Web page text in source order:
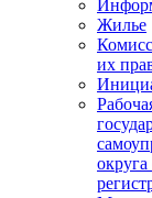
Жилье
их